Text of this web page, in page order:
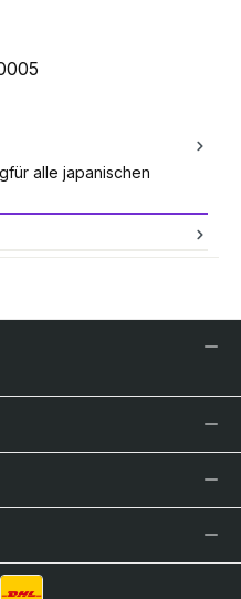
alle japanischen